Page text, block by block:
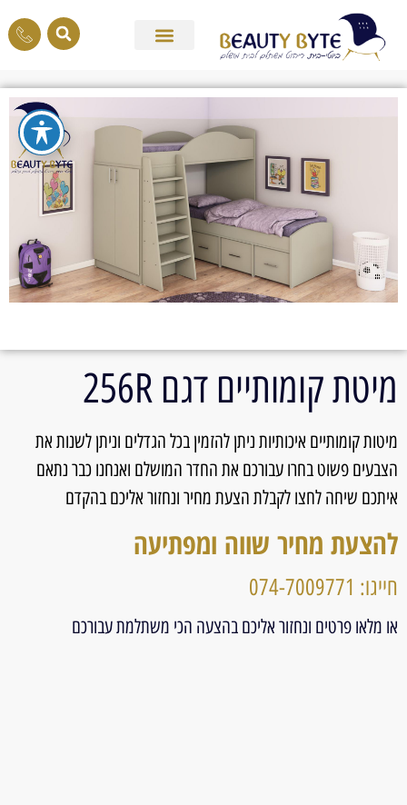
מיטת קומותיים דגם 256R
מיטות קומותיים איכותיות ניתן להזמין בכל הגדלים וניתן לשנות את
הצבעים פשוט בחרו עבורכם את החדר המושלם ואנחנו כבר נתאם
איתכם שיחה לחצו לקבלת הצעת מחיר ונחזור אליכם בהקדם
להצעת מחיר שווה ומפתיעה
חייגו: 074-7009771
או מלאו פרטים ונחזור אליכם בהצעה הכי משתלמת עבורכם